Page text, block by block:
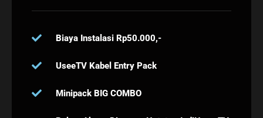
Biaya Instalasi Rp50.000,-
UseeTV Kabel Entry Pack
Minipack BIG COMBO